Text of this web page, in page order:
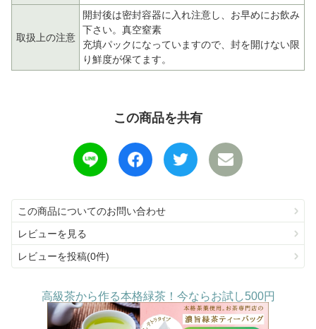
取扱上の注意
開封後は密封容器に入れ注意し、お早めにお飲み
下さい。真空窒素
充填パックになっていますので、封を開けない限
り鮮度が保てます。
この商品を共有
この商品についてのお問い合わせ
レビューを見る
レビューを投稿(0件)
高級茶から作る本格緑茶！今ならお試し500円